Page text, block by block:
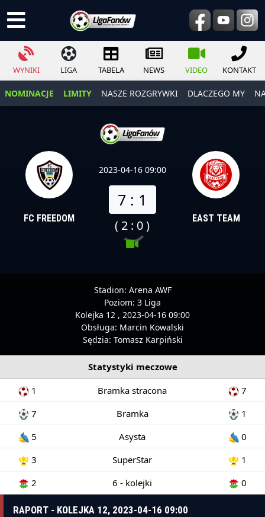
WYNIKI LIGA TABELA NEWS VIDEO KONTAKT
NOMINACJE LIMITY NASZE ROZGRYWKI DLACZEGO MY
FC FREEDOM
2023-04-16 09:00
7 : 1
( 2 : 0 ) EAST TEAM
Stadion: Arena AWF
Poziom: 3 Liga
Kolejka 12 , 2023-04-16 09:00
Obsługa: Marcin Kowalski
Sędzia: Tomasz Karpiński
Statystyki meczowe
1
Bramka stracona
7
7
Bramka
1
5
Asysta
0
3
SuperStar
1
2
6 - kolejki 0
RAPORT - KOLEJKA 12, 2023-04-16 09:00